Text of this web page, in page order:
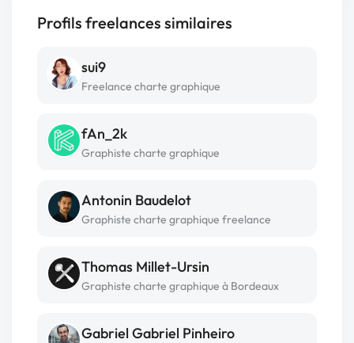
Profils freelances similaires
sui9
Freelance charte graphique
fAn_2k
Graphiste charte graphique
Antonin Baudelot
Graphiste charte graphique freelance
Thomas Millet-Ursin
Graphiste charte graphique à Bordeaux
Gabriel Gabriel Pinheiro